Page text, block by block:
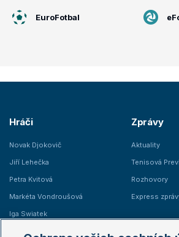
EuroFotbal
Hráči
Novak Djokovič
Jiří Lehečka
Petra Kvitová
Markéta Vondroušová
Iga Swiatek
Zprávy
Aktuality
Tenisová
Rozhovory
Express